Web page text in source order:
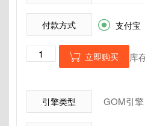
付款方式  支付宝
 立即购买 库
引擎类型 GOM引擎